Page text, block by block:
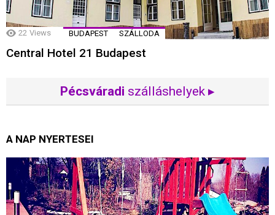
22 Views BUDAPEST SZÁLLODA
Central Hotel 21 Budapest
Pécsváradi szálláshelyek ▸
A NAP NYERTESEI